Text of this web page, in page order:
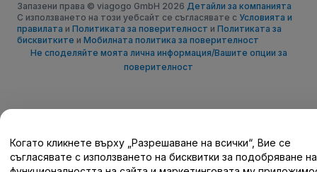
Запазени права © viagogo GmbH 2026 Детайли за компанията
С използването на този уебсайт се съгласявате с Условията и
правилата и Политиката за поверителност и Политиката за
бисквитките и Мобилната политика за поверителност
Не споделяйте моята лична информация/Вашите опции за
поверителност
Когато кликнете върху „Разрешаване на всички“, Вие се
съгласявате с използването на бисквитки за подобряване на